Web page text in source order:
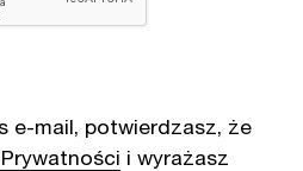
e-mail, potwierdzasz, że
i wyrażasz